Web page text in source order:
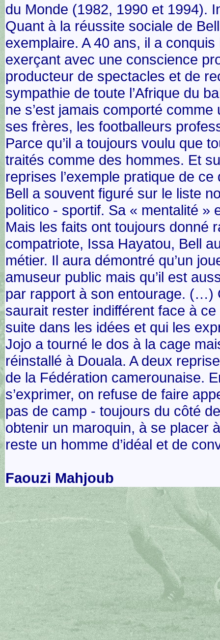
du Monde (1982, 1990 et 1994).
Quant à la réussite sociale de
exemplaire. A 40 ans, il a
exerçant avec une conscience
producteur de spectacles et de
sympathie de toute l’Afrique du
ne s’est jamais comporté
ses frères, les footballeurs
Parce qu’il a toujours voulu que
traités comme des hommes. Et
reprises l’exemple pratique de
Bell a souvent figuré sur le liste
politico - sportif. Sa « mentalité »
Mais les faits ont toujours donné
compatriote, Issa Hayatou, Bell
métier. Il aura démontré qu’un
amuseur public mais qu’il est
par rapport à son entourage. (…)
saurait rester indifférent face à
suite dans les idées et qui les
Jojo a tourné le dos à la cage
réinstallé à Douala. A deux
de la Fédération camerounaise.
s’exprimer, on refuse de faire
pas de camp - toujours du côté
obtenir un maroquin, à se placer
reste un homme d’idéal et de
Faouzi Mahjoub